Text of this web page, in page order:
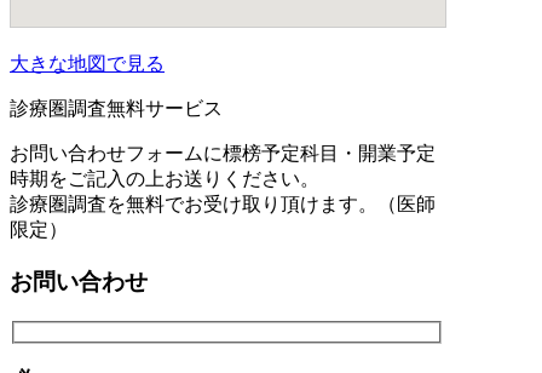
大きな地図で見る
診療圏調査無料サービス
お問い合わせフォームに標榜予定科目・開業予定
時期をご記入の上お送りください。
診療圏調査を無料でお受け取り頂けます。（医師
限定）
お問い合わせ